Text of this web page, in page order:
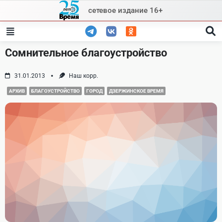
content
сетевое издание 16+
Сомнительное благоустройство
31.01.2013 Наш корр.
АРХИВ БЛАГОУСТРОЙСТВО ГОРОД ДЗЕРЖИНСКОЕ ВРЕМЯ